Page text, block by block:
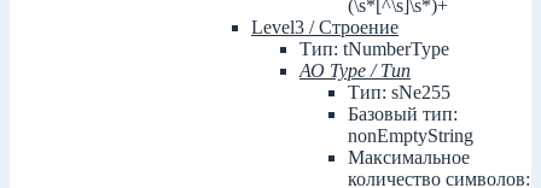
(\s*[^\s]\s*)+
Level3 / Строение
Тип: tNumberType
АО Type / Тип
Тип: sNe255
Базовый тип:
nonEmptyString
Максимальное
количество символов: